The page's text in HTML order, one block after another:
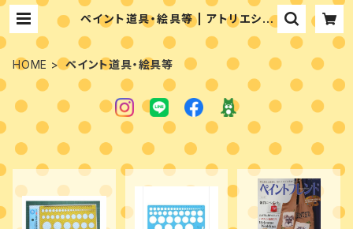
ペイント道具・絵具等 | アトリエシュ
エット 富永ゆかりのペイントショップ
HOME ペイント道具・絵具等